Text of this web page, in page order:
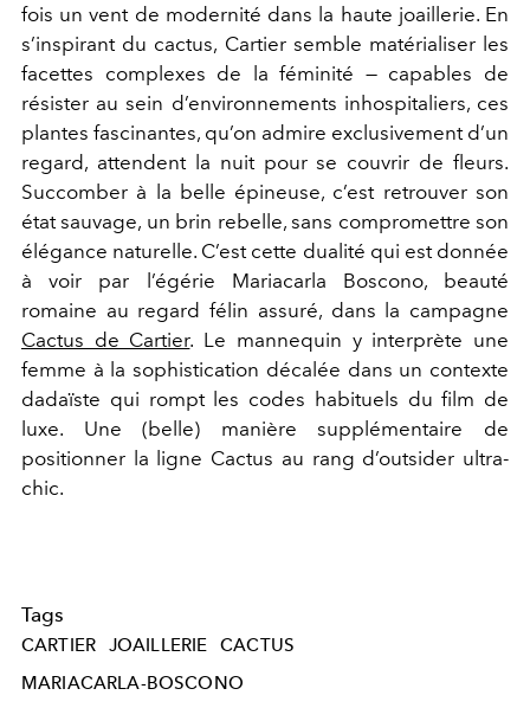
fois un vent de modernité dans la haute joaillerie. En
s’inspirant du cactus, Cartier semble matérialiser les
facettes complexes de la féminité — capables de
résister au sein d’environnements inhospitaliers, ces
plantes fascinantes, qu’on admire exclusivement d’un
regard, attendent la nuit pour se couvrir de fleurs.
Succomber à la belle épineuse, c’est retrouver son
état sauvage, un brin rebelle, sans compromettre son
élégance naturelle. C’est cette dualité qui est donnée
à voir par l’égérie Mariacarla Boscono, beauté
romaine au regard félin assuré, dans la campagne
Cactus de Cartier. Le mannequin y interprète une
femme à la sophistication décalée dans un contexte
dadaïste qui rompt les codes habituels du film de
luxe. Une (belle) manière supplémentaire de
positionner la ligne Cactus au rang d’outsider ultra-
chic.
Tags
CARTIER JOAILLERIE
CACTUS
MARIACARLA-BOSCONO